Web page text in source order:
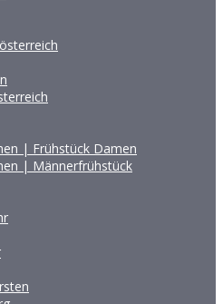
| Frühstück Damen
| Männerfrühstück